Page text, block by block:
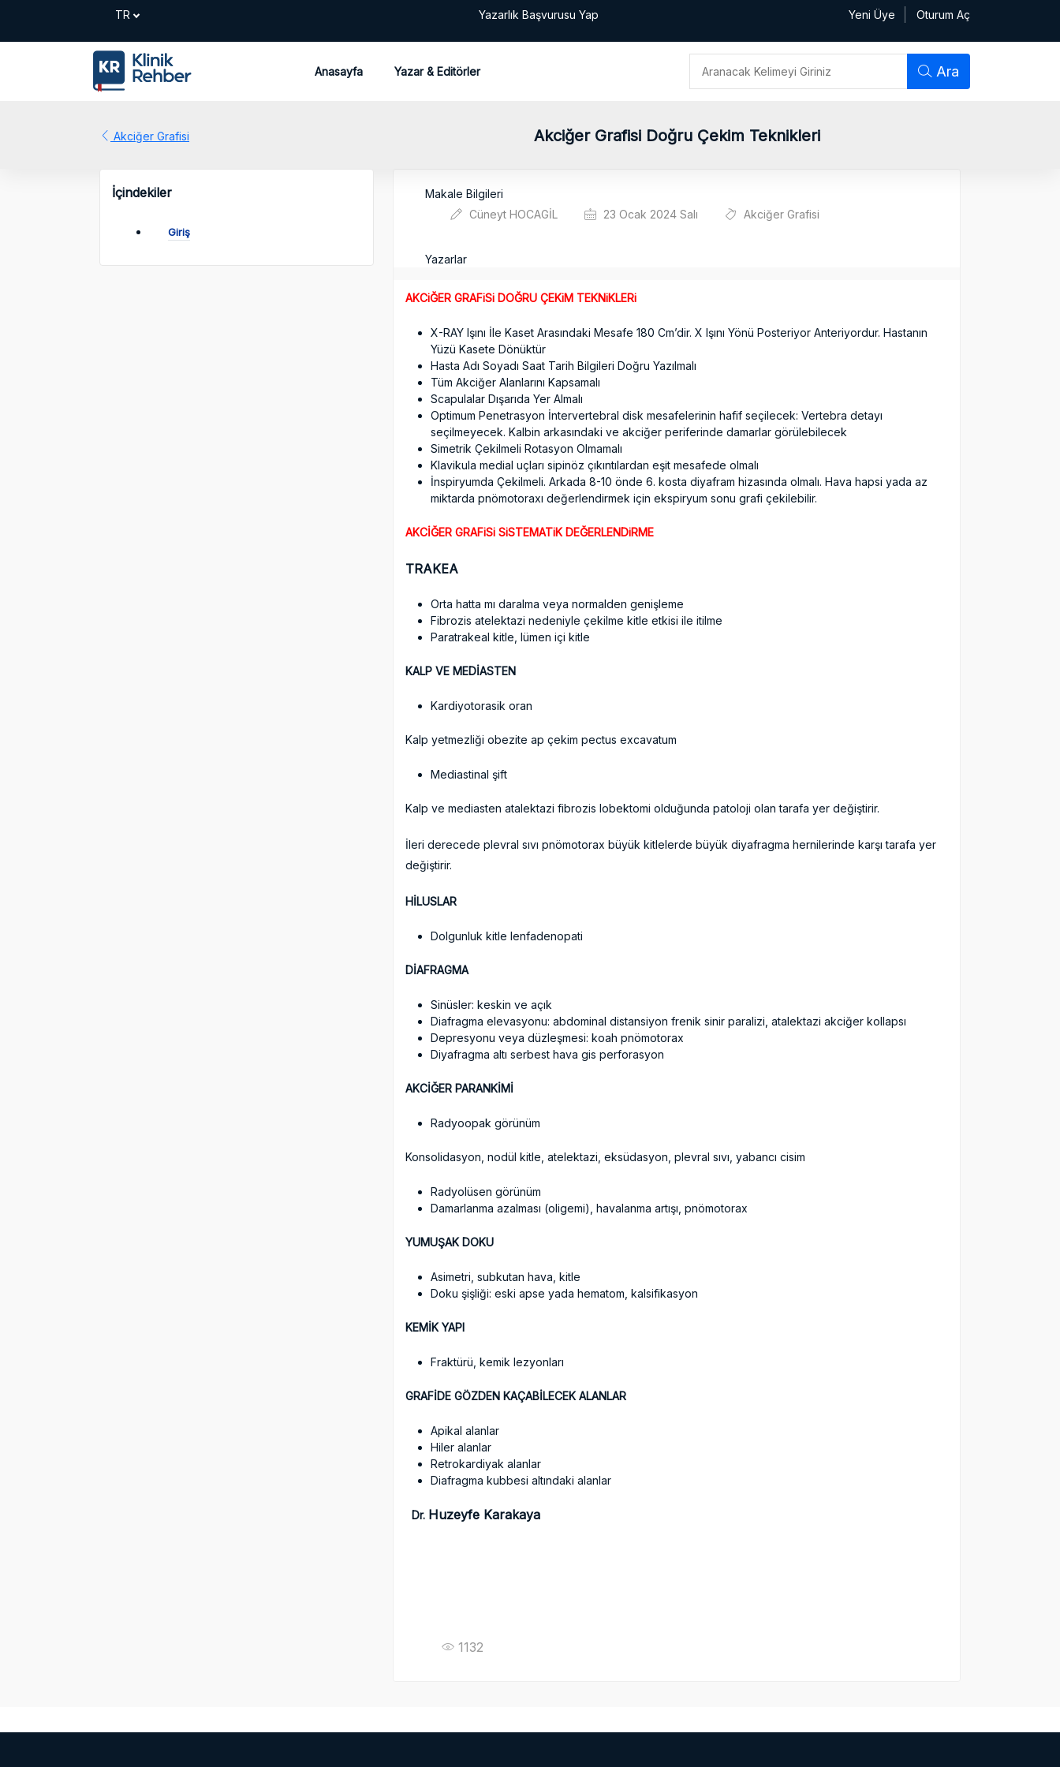
Yazarlık Başvurusu Yap Yeni Üye Oturum Aç
Anasayfa Yazar & Editörler Ara
Akciğer Grafisi Akciğer Grafisi Doğru Çekim Teknikleri
İçindekiler
Giriş
Makale Bilgileri
Cüneyt HOCAGİL
23 Ocak 2024 Salı Akciğer Grafisi
Yazarlar
AKCiĞER GRAFiSi DOĞRU ÇEKiM TEKNiKLERi
X-RAY Işını İle Kaset Arasındaki Mesafe 180 Cm’dir. X Işını Yönü Posteriyor Anteriyordur. Hastanın
Yüzü Kasete Dönüktür
Hasta Adı Soyadı Saat Tarih Bilgileri Doğru Yazılmalı
Tüm Akciğer Alanlarını Kapsamalı
Scapulalar Dışarıda Yer Almalı
Optimum Penetrasyon İntervertebral disk mesafelerinin hafif seçilecek: Vertebra detayı
seçilmeyecek. Kalbin arkasındaki ve akciğer periferinde damarlar görülebilecek
Simetrik Çekilmeli Rotasyon Olmamalı
Klavikula medial uçları sipinöz çıkıntılardan eşit mesafede olmalı
İnspiryumda Çekilmeli. Arkada 8-10 önde 6. kosta diyafram hizasında olmalı. Hava hapsi yada az
miktarda pnömotoraxı değerlendirmek için ekspiryum sonu grafi çekilebilir.
AKCİĞER GRAFiSi SiSTEMATiK DEĞERLENDiRME
TRAKEA
Orta hatta mı daralma veya normalden genişleme
Fibrozis atelektazi nedeniyle çekilme kitle etkisi ile itilme
Paratrakeal kitle, lümen içi kitle
KALP VE MEDİASTEN
Kardiyotorasik oran
Kalp yetmezliği obezite ap çekim pectus excavatum
Mediastinal şift
Kalp ve mediasten atalektazi fibrozis lobektomi olduğunda patoloji olan tarafa yer değiştirir.
İleri derecede plevral sıvı pnömotorax büyük kitlelerde büyük diyafragma hernilerinde karşı tarafa yer
değiştirir.
HİLUSLAR
Dolgunluk kitle lenfadenopati
DİAFRAGMA
Sinüsler: keskin ve açık
Diafragma elevasyonu: abdominal distansiyon frenik sinir paralizi, atalektazi akciğer kollapsı
Depresyonu veya düzleşmesi: koah pnömotorax
Diyafragma altı serbest hava gis perforasyon
AKCİĞER PARANKİMİ
Radyoopak görünüm
Konsolidasyon, nodül kitle, atelektazi, eksüdasyon, plevral sıvı, yabancı cisim
Radyolüsen görünüm
Damarlanma azalması (oligemi), havalanma artışı, pnömotorax
YUMUŞAK DOKU
Asimetri, subkutan hava, kitle
Doku şişliği: eski apse yada hematom, kalsifikasyon
KEMİK YAPI
Fraktürü, kemik lezyonları
GRAFİDE GÖZDEN KAÇABİLECEK ALANLAR
Apikal alanlar
Hiler alanlar
Retrokardiyak alanlar
Diafragma kubbesi altındaki alanlar
Dr. Huzeyfe Karakaya
1132